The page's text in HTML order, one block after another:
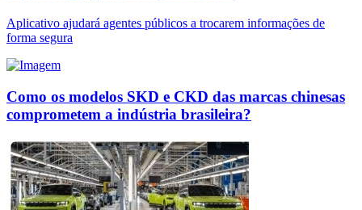
Aplicativo ajudará agentes públicos a trocarem informações de
forma segura
Como os modelos SKD e CKD das marcas chinesas
comprometem a indústria brasileira?